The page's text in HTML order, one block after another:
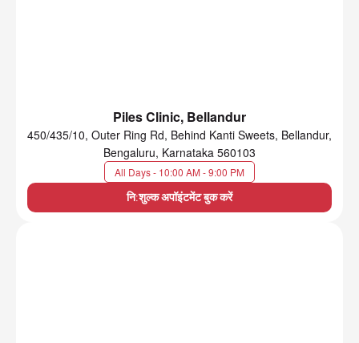
Piles Clinic, Bellandur
450/435/10, Outer Ring Rd, Behind Kanti Sweets, Bellandur,
Bengaluru, Karnataka 560103
All Days - 10:00 AM - 9:00 PM
नि:शुल्क अपॉइंटमेंट बुक करें